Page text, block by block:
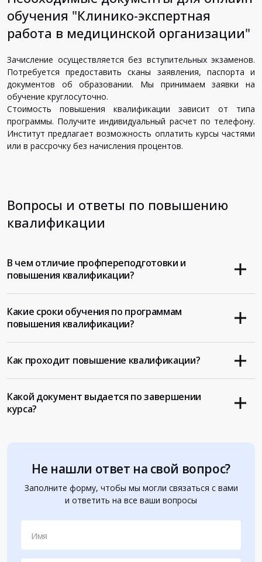
обучения "Клинико-экспертная
работа в медицинской организации"
Зачисление осуществляется без вступительных экзаменов.
Потребуется предоставить сканы заявления, паспорта и
документов об образовании. Мы принимаем заявки на
обучение круглосуточно.
Стоимость повышения квалификации зависит от типа
программы. Получите индивидуальный расчет по телефону.
Институт предлагает возможность оплатить курсы частями
или в рассрочку без начисления процентов.
Вопросы и ответы по повышению
квалификации
Не нашли ответ на свой вопрос?
Заполните форму, чтобы мы могли связаться с вами
и ответить на все ваши вопросы
Имя
В чем отличие профпереподготовки и
повышения квалификации?
Какие сроки обучения по программам
повышения квалификации?
Как проходит повышение квалификации?
Какой документ выдается по завершении
курса?